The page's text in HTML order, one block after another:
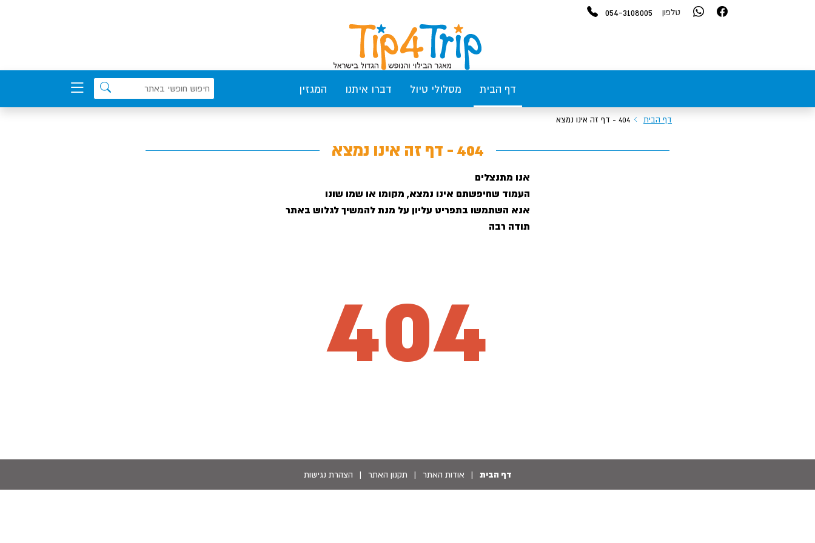
טלפון 054-3108005
דף הבית מסלולי טיול דברו איתנו המגזין
דף הבית 404 - דף זה אינו נמצא
404 - דף זה אינו נמצא
אנו מתנצלים
העמוד שחיפשתם אינו נמצא, מקומו או שמו שונו
אנא השתמשו בתפריט עליון על מנת להמשיך לגלוש באתר
תודה רבה
404
דף הבית | אודות האתר | תקנון האתר | הצהרת נגישות